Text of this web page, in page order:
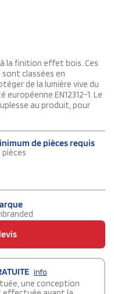
la finition effet bois. Ces
classées en
de la lumière vive du
EN12312-1. Le
au produit, pour
de pièces requis
pièces
info
une conception